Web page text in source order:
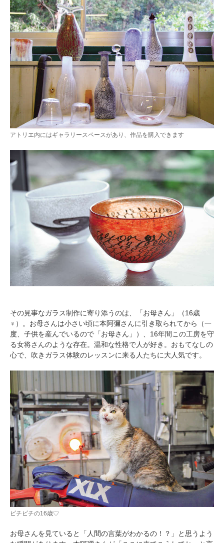
アトリエ内にはギャラリースペースがあり、作品を購入できます
その見事なガラス制作に寄り添うのは、「お母さん」（16歳
♀）。お母さんは小さい頃に本阿彌さんに引き取られてから（一
度、子供を産んでいるので「お母さん」）、16年間この工房を守
る女将さんのような存在。温和な性格で人が好き。おもてなしの
心で、吹きガラス体験のレッスンに来る人たちに大人気です。
ピチピチの16歳♡
お母さんを見ていると「人間の言葉がわかるの！？」と思うよう
PECOアプリをダウンロード済みの方
アプリで開く